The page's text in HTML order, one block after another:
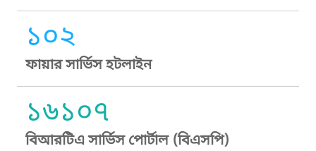
১০২
ফায়ার সার্ভিস হটলাইন
১৬১০৭
বিআরটিএ সার্ভিস পোর্টাল (বিএসপি)